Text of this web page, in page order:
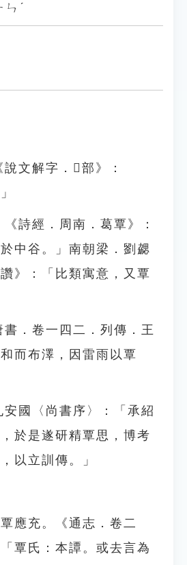
ˊ
文解字．󰨷部》：
詩經．周南．葛覃》：
中谷。」南朝梁．劉勰
》：「比類寓意，又覃
．卷一四二．列傳．王
而布澤，因雷雨以覃
國〈尚書序〉：「承紹
於是遂研精覃思，博考
以立訓傳。」
應充。《通志．卷二
覃氏：本譚。或去言為